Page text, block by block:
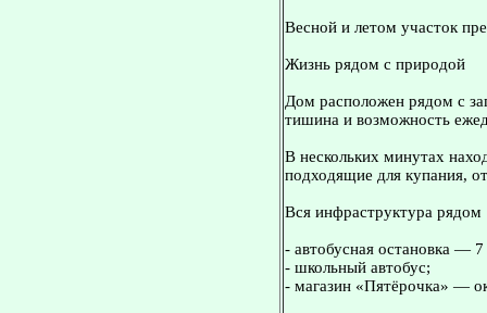
Весной и летом участок
Жизнь рядом с природой
Дом расположен рядом с
тишина и возможность
В нескольких минутах
подходящие для купания,
Вся инфраструктура рядом
- автобусная остановка —
- школьный автобус;
- магазин «Пятёрочка» —